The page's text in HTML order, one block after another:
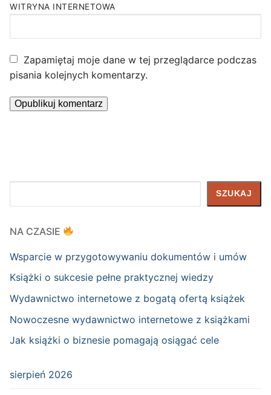
WITRYNA INTERNETOWA
Zapamiętaj moje dane w tej przeglądarce podczas
pisania kolejnych komentarzy.
SZUKAJ
NA CZASIE
Wsparcie w przygotowywaniu dokumentów i umów
Książki o sukcesie pełne praktycznej wiedzy
Wydawnictwo internetowe z bogatą ofertą książek
Nowoczesne wydawnictwo internetowe z książkami
Jak książki o biznesie pomagają osiągać cele
sierpień 2026